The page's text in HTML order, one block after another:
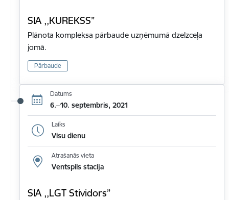
SIA ,,KUREKSS”
Plānota kompleksa pārbaude uzņēmumā dzelzceļa
jomā.
Pārbaude
Datums
6.–10. septembris, 2021
Laiks
Visu dienu
Atrašanās vieta
Ventspils stacija
SIA ,,LGT Stividors”